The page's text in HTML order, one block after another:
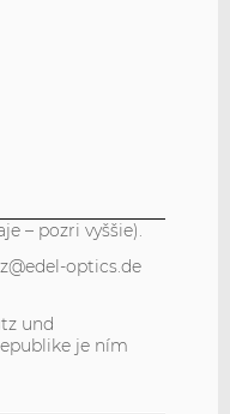
– pozri vyššie).
optics.de
und
je ním